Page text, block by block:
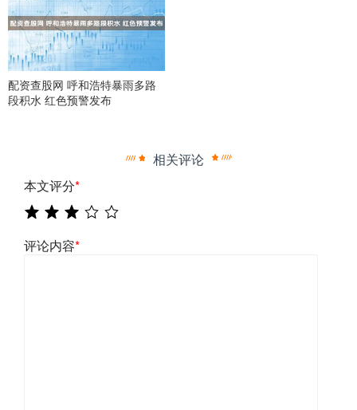
配资查股网 呼和浩特暴雨多路
段积水 红色预警发布
相关评论
本文评分*
评论内容*